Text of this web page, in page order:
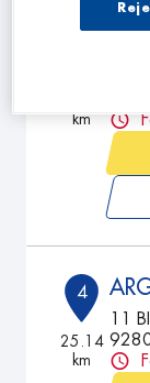
km
4
25.14
km
11